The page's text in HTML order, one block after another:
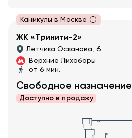
Каникулы в Москве
ЖК «Тринити-2»
Лётчика Осканова, 6
Верхние Лихоборы
от 6 мин.
Свободное назначение
Доступно в продажу